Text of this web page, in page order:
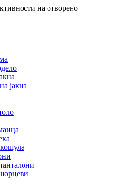
на отворено
јакна